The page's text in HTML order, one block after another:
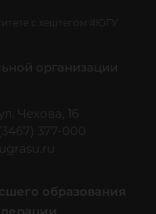
с хештегом #ЮГУ
организации
Чехова, 16
377-000
образования